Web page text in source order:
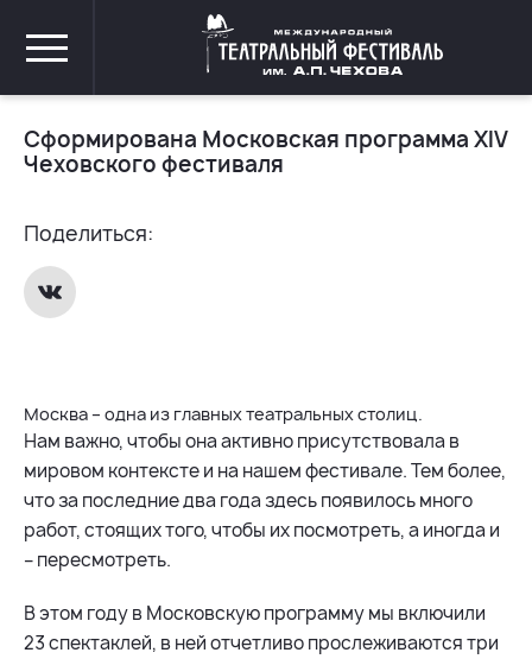
Сформирована Московская программа XIV
Чеховского фестиваля
Москва – одна из главных театральных столиц.
Нам важно, чтобы она активно присутствовала в
мировом контексте и на нашем фестивале. Тем более,
что за последние два года здесь появилось много
работ, стоящих того, чтобы их посмотреть, а иногда и
– пересмотреть.
В этом году в Московскую программу мы включили
23 спектаклей, в ней отчетливо прослеживаются три
Поделиться: